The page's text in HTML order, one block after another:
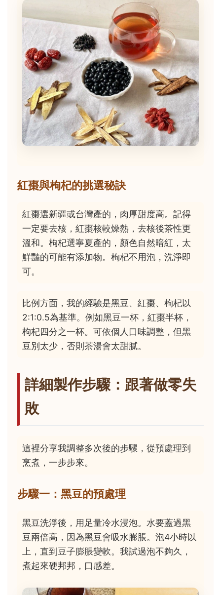
紅棗與枸杞的挑選秘訣
紅棗選新疆或台灣產的，肉厚甜度高。記得
一定要去核，紅棗核較燥熱，去核後茶性更
溫和。枸杞選寧夏產的，顏色自然暗紅，太
鮮豔的可能有添加物。枸杞不用泡，洗淨即
可。
比例方面，我的經驗是黑豆、紅棗、枸杞以
2:1:0.5為基準。例如黑豆一杯，紅棗半杯，
枸杞四分之一杯。可依個人口味調整，但黑
豆別太少，否則茶湯會太甜膩。
詳細製作步驟：跟著做零失
敗
這裡分享我調整多次後的步驟，從預處理到
烹煮，一步步來。
步驟一：黑豆的預處理
黑豆洗淨後，用足量冷水浸泡。水要蓋過黑
豆兩倍高，因為黑豆會吸水膨脹。泡4小時以
上，直到豆子膨脹變軟。我試過泡不夠久，
煮起來硬邦邦，口感差。